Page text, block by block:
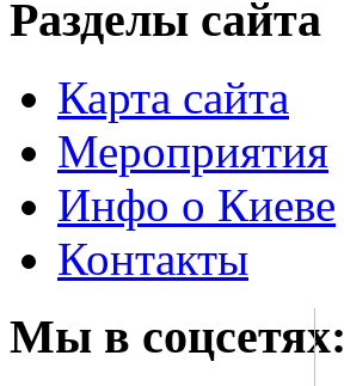
Разделы сайта
Карта сайта
Мероприятия
Инфо о Киеве
Контакты
Мы в соцсетях: